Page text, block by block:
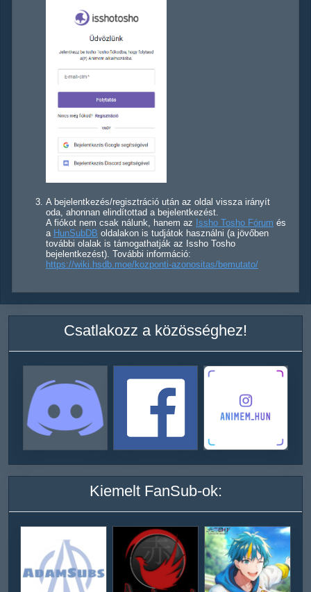
A bejelentkezés/regisztráció után az oldal vissza irányít
oda, ahonnan elindítottad a bejelentkezést.
A fiókot nem csak nálunk, hanem az Issho Tosho Fórum és
a HunSubDB oldalakon is tudjátok használni (a jövőben
további olalak is támogathatják az Issho Tosho
bejelentkezést). További információ:
https://wiki.hsdb.moe/kozponti-azonositas/bemutato/
Csatlakozz a közösséghez!
Kiemelt FanSub-ok: